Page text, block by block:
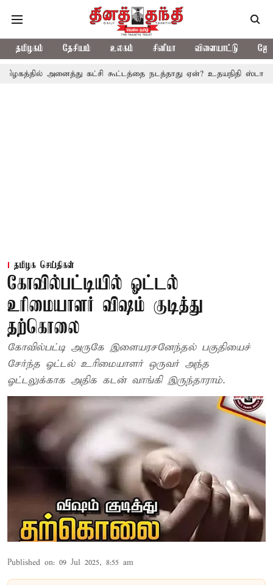
தமிழகம் தேசியம் உலகம் சினிமா விளையாட்டு
அனைத்து கட்சி கூட்டத்தை நடத்தாது ஏன்? உதயநிதி ஸ்டாலின் கேள்வி
தமிழக செய்திகள்
கோவில்பட்டியில் ஓட்டல்
உரிமையாளர் விஷம் குடித்து
தற்கொலை
கோவில்பட்டி அருகே இளையரசனேந்தல் பகுதியைச்
சேர்ந்த ஓட்டல் உரிமையாளர் ஒருவர் அந்த
ஓட்டலுக்காக அதிக கடன் வாங்கி இருந்தாராம்.
Published on: 09 Jul 2025, 8:55 am